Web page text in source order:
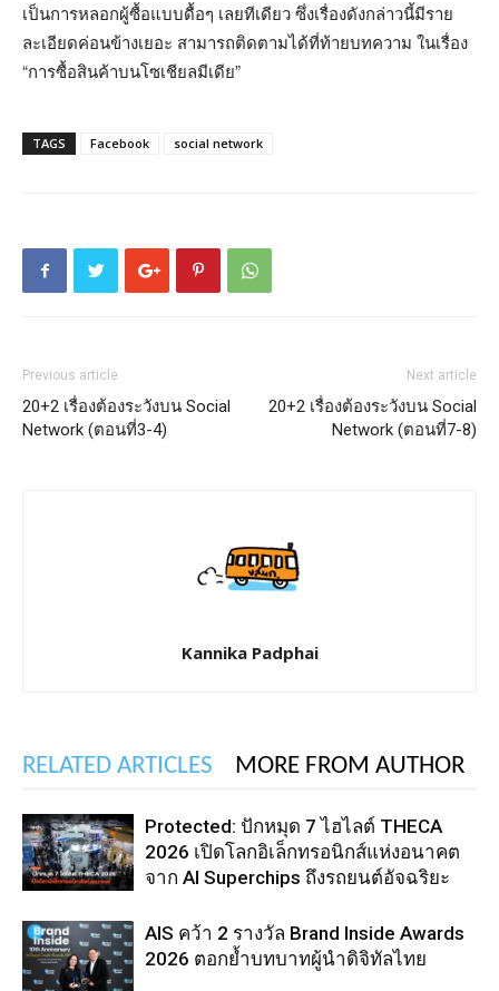
เป็นการหลอกผู้ซื้อแบบดื้อๆ เลยทีเดียว ซึ่งเรื่องดังกล่าวนี้มีราย
ละเอียดค่อนข้างเยอะ สามารถติดตามได้ที่ท้ายบทความ ในเรื่อง
“การซื้อสินค้าบนโซเชียลมีเดีย”
TAGS Facebook social network
Previous article
20+2 เรื่องต้องระวังบน Social
Network (ตอนที่3-4)
Next article
20+2 เรื่องต้องระวังบน Social
Network (ตอนที่7-8)
Kannika Padphai
RELATED ARTICLES MORE FROM AUTHOR
Protected: ปักหมุด 7 ไฮไลต์ THECA
2026 เปิดโลกอิเล็กทรอนิกส์แห่งอนาคต
จาก AI Superchips ถึงรถยนต์อัจฉริยะ
AIS คว้า 2 รางวัล Brand Inside Awards
2026 ตอกย้ำบทบาทผู้นำดิจิทัลไทย